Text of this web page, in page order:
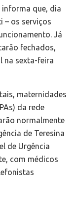
informa que, dia
– os serviços
Já
fechados,
na sexta-feira
maternidades
da rede
normalmente
de Teresina
de Urgência
com médicos